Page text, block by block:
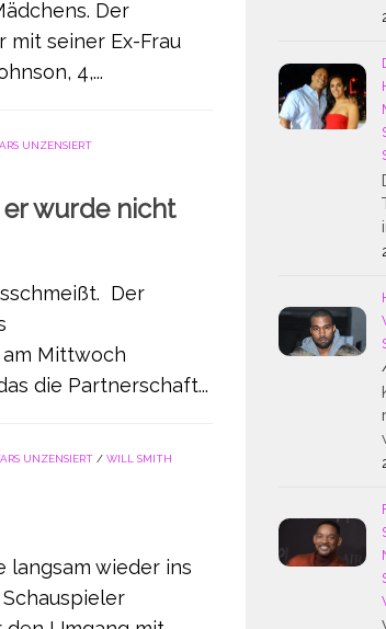
Der
mit seiner Ex-Frau
4,...
UNZENSIERT
er wurde nicht
Der
Mittwoch
die Partnerschaft...
UNZENSIERT / WILL SMITH
langsam wieder ins